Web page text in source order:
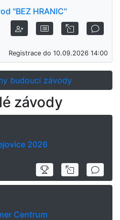
"BEZ HRANIC"
Registrace do 10.09.2026 14:00
budoucí závody
závody
2026
Centrum